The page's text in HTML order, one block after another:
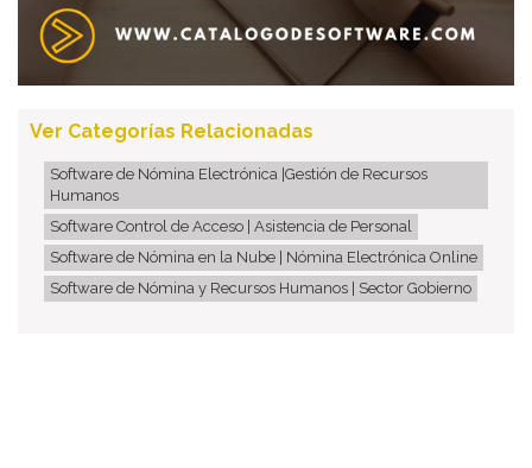
Ver Categorías Relacionadas
Software de Nómina Electrónica |Gestión de Recursos
Humanos
Software Control de Acceso | Asistencia de Personal
Software de Nómina en la Nube | Nómina Electrónica Online
Software de Nómina y Recursos Humanos | Sector Gobierno